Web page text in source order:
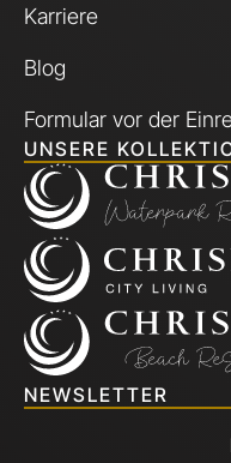
Karriere
Blog
Formular vor der
UNSERE
NEWSLETTER